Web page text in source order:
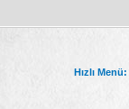
Hızlı Menü: